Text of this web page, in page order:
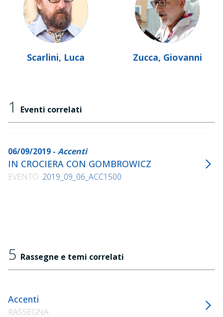
Scarlini, Luca Zucca, Giovanni
1 Eventi correlati
06/09/2019 - Accenti
IN CROCIERA CON GOMBROWICZ
EVENTO 2019_09_06_ACC1500
5 Rassegne e temi correlati
Accenti
RASSEGNA